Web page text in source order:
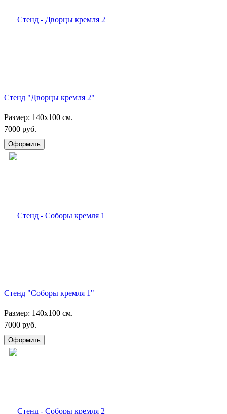
Стенд "Дворцы кремля 2"
Размер: 140х100 см.
7000 руб.
Стенд "Соборы кремля 1"
Размер: 140х100 см.
7000 руб.